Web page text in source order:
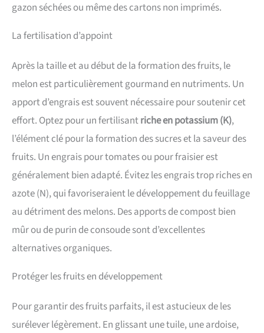
gazon séchées ou même des cartons non imprimés.
La fertilisation d’appoint
Après la taille et au début de la formation des fruits, le
melon est particulièrement gourmand en nutriments. Un
apport d’engrais est souvent nécessaire pour soutenir cet
effort. Optez pour un fertilisantriche en potassium (K),
l’élément clé pour la formation des sucres et la saveur des
fruits. Un engrais pour tomates ou pour fraisier est
généralement bien adapté. Évitez les engrais trop riches en
azote (N), qui favoriseraient le développement du feuillage
au détriment des melons. Des apports de compost bien
mûr ou de purin de consoude sont d’excellentes
alternatives organiques.
Protéger les fruits en développement
Pour garantir des fruits parfaits, il est astucieux de les
surélever légèrement. En glissant une tuile, une ardoise,